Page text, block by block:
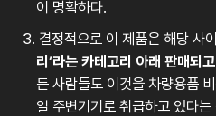
이 명확하다.
결정적으로 이 제품은 해당 사
리’라는 카테고리 아래 판매되고
든 사람들도 이것을 차량용품
일 주변기기로 취급하고 있다는